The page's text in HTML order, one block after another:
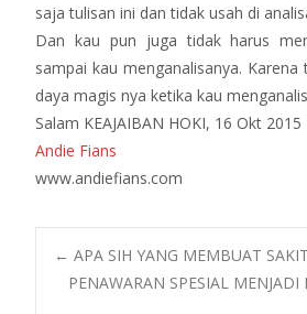
saja tulisan ini dan tidak usah di
Dan kau pun juga tidak harus
sampai kau menganalisanya.
daya magis nya ketika kau
Salam KEAJAIBAN HOKI, 16 Okt 2015
Andie Fians
www.andiefians.com
Post
← APA SIH YANG MEMBUAT
PENAWARAN SPESIAL MENJADI